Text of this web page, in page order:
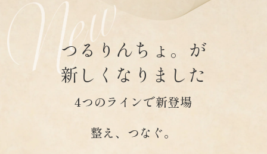
つるりんちょ。が
新しくなりました
4つのラインで新登場
整え、つなぐ。